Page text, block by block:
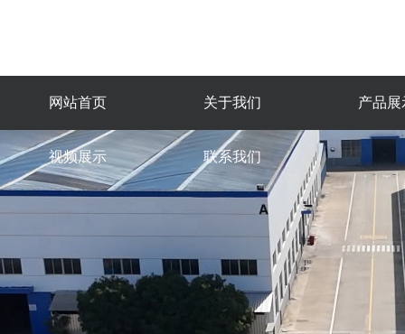
网站首页 关于我们 产品展
视频展示 联系我们